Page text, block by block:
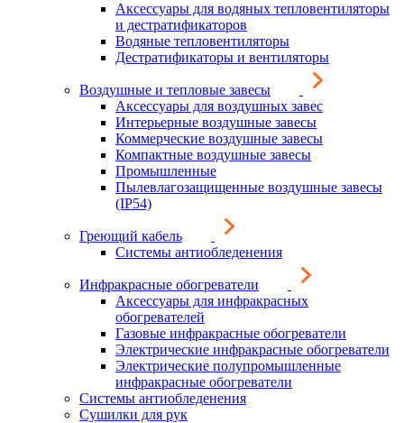
Аксессуары для водяных тепловентиляторы
и дестратификаторов
Водяные тепловентиляторы
Дестратификаторы и вентиляторы
Воздушные и тепловые завесы
Аксессуары для воздушных завес
Интерьерные воздушные завесы
Коммерческие воздушные завесы
Компактные воздушные завесы
Промышленные
Пылевлагозащищенные воздушные завесы
(IP54)
Греющий кабель
Системы антиобледенения
Инфракрасные обогреватели
Аксессуары для инфракрасных
обогревателей
Газовые инфракрасные обогреватели
Электрические инфракрасные обогреватели
Электрические полупромышленные
инфракрасные обогреватели
Системы антиобледенения
Сушилки для рук